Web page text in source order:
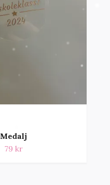
Medalj
79 kr